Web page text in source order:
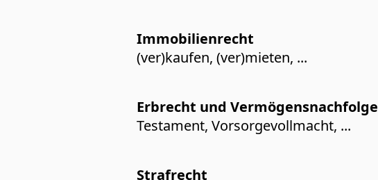
Immo­bi­li­en­recht
(ver)kaufen, (ver)mieten, ...
Erbrecht und Vermö­gens­nach­folge
Testa­ment, Vorsor­ge­voll­macht, ...
Straf­recht